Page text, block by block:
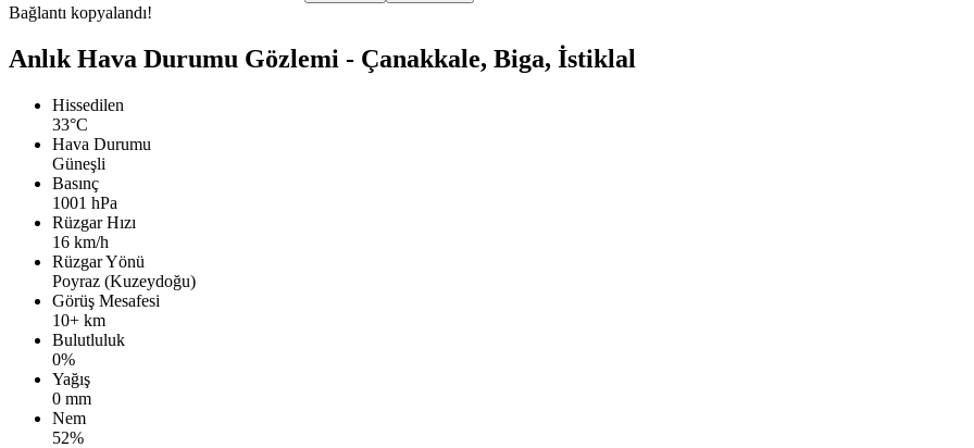
Bağlantı kopyalandı!
Anlık Hava Durumu Gözlemi - Çanakkale, Biga, İstiklal
Hissedilen
33°C
Hava Durumu
Güneşli
Basınç
1001 hPa
Rüzgar Hızı
16 km/h
Rüzgar Yönü
Poyraz (Kuzeydoğu)
Görüş Mesafesi
10+ km
Bulutluluk
0%
Yağış
0 mm
Nem
52%